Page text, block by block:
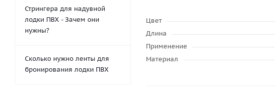
Цвет
Длина
Применение
Материал
Стрингера для надувной
лодки ПВХ - Зачем они
нужны?
Сколько нужно ленты для
бронирования лодки ПВХ